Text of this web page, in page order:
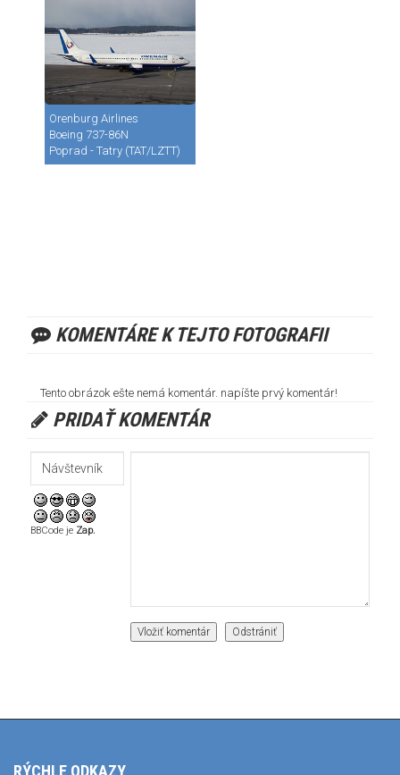
Orenburg Airlines
Boeing 737-86N
Poprad - Tatry (TAT/LZTT)
KOMENTÁRE K TEJTO FOTOGRAFII
Tento obrázok ešte nemá komentár. napíšte prvý komentár!
PRIDAŤ KOMENTÁR
BBCode je Zap.
RÝCHLE ODKAZY